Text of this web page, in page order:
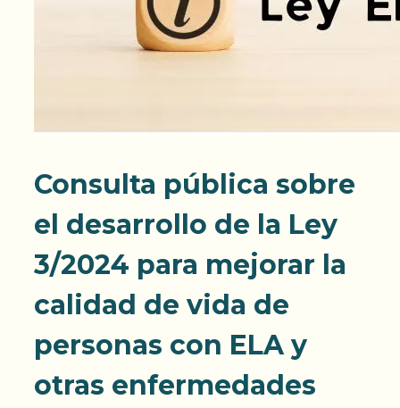
Consulta pública sobre
el desarrollo de la Ley
3/2024 para mejorar la
calidad de vida de
personas con ELA y
otras enfermedades